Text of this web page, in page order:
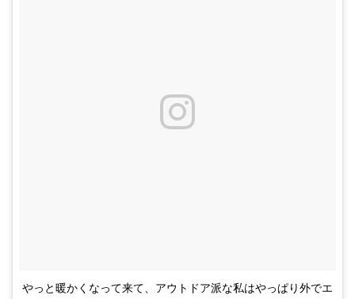
やっと暖かくなって来て、アウトドア派な私はやっぱり外でエ